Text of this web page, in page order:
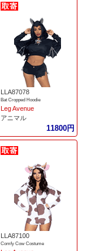
LLA87078
Bat Cropped Hoodie
Leg Avenue
アニマル
11800円
LLA87100
Comfy Cow Costume